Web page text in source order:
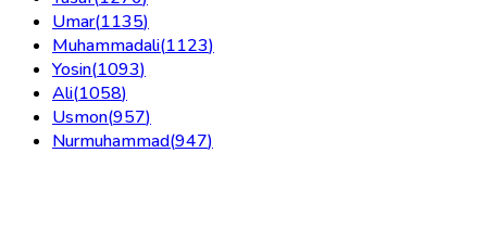
Umar(1135)
Muhammadali(1123)
Yosin(1093)
Ali(1058)
Usmon(957)
Nurmuhammad(947)